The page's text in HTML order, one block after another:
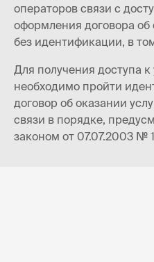
операторов связи с
оформления договора об
без идентификации, в
Для получения доступа к
необходимо пройти
договор об оказании
связи в порядке,
законом от 07.07.2003 №